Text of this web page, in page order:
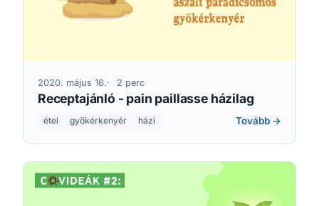
2020. május 16. 2 perc
Receptajánló - pain paillasse házilag
étel gyökérkenyér házi Tovább →